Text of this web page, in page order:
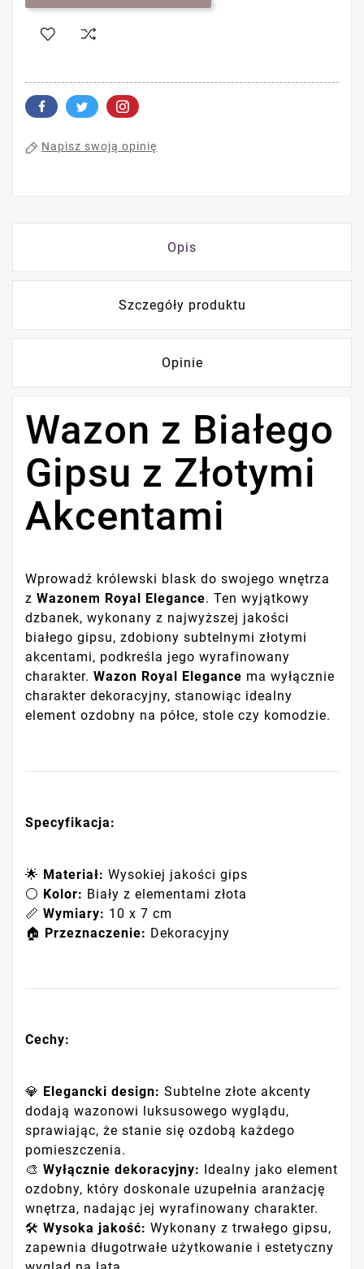
Napisz swoją opinię
Opis
Szczegóły produktu
Opinie
Wazon z Białego
Gipsu z Złotymi
Akcentami
Wprowadź królewski blask do swojego wnętrza
z Wazonem Royal Elegance. Ten wyjątkowy
dzbanek, wykonany z najwyższej jakości
białego gipsu, zdobiony subtelnymi złotymi
akcentami, podkreśla jego wyrafinowany
charakter. Wazon Royal Elegance ma wyłącznie
charakter dekoracyjny, stanowiąc idealny
element ozdobny na półce, stole czy komodzie.
Specyfikacja:
🌟 Materiał: Wysokiej jakości gips
⚪ Kolor: Biały z elementami złota
📏 Wymiary: 10 x 7 cm
🏠 Przeznaczenie: Dekoracyjny
Cechy:
💎 Elegancki design: Subtelne złote akcenty
dodają wazonowi luksusowego wyglądu,
sprawiając, że stanie się ozdobą każdego
pomieszczenia.
🎨 Wyłącznie dekoracyjny: Idealny jako element
ozdobny, który doskonale uzupełnia aranżację
wnętrza, nadając jej wyrafinowany charakter.
🛠️ Wysoka jakość: Wykonany z trwałego gipsu,
zapewnia długotrwałe użytkowanie i estetyczny